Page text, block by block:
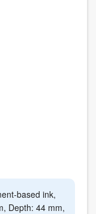
based ink,
Depth: 44 mm,